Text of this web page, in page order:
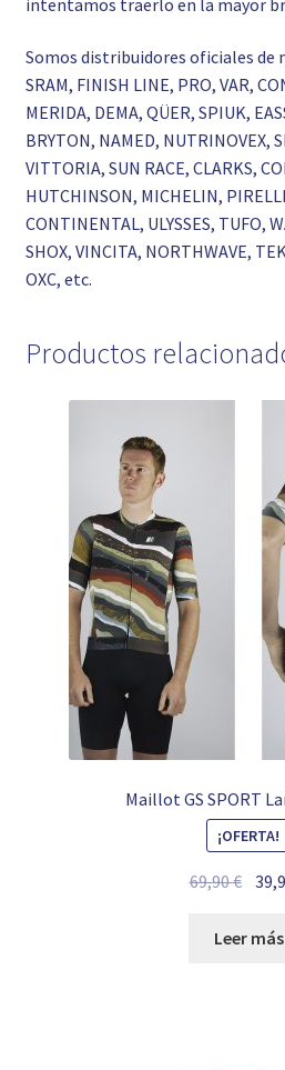
Somos distribuidores oficiales de
SRAM, FINISH LINE, PRO, VAR,
MERIDA, DEMA, QÜER, SPIUK,
BRYTON, NAMED, NUTRINOVEX,
VITTORIA, SUN RACE, CLARKS,
HUTCHINSON, MICHELIN,
CONTINENTAL, ULYSSES, TUFO,
SHOX, VINCITA, NORTHWAVE,
OXC, etc.
Productos
Maillot GS SPORT
¡OFERTA!
69,90€ El
Leer más